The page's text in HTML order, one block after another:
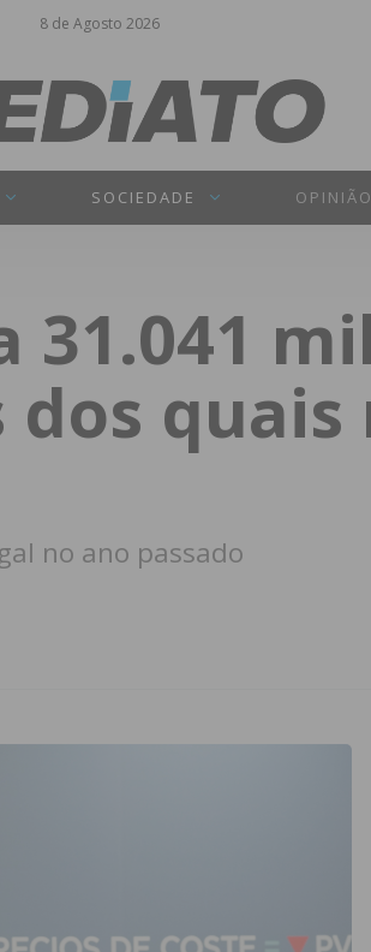
8 de Agosto 2026
SOCIEDADE OPINIÃO
quais
no ano passado